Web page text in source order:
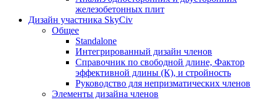
железобетонных плит
Дизайн участника SkyCiv
Общее
Standalone
Интегрированный дизайн членов
Справочник по свободной длине, Фактор
эффективной длины (К), и стройность
Руководство для непризматических членов
Элементы дизайна членов